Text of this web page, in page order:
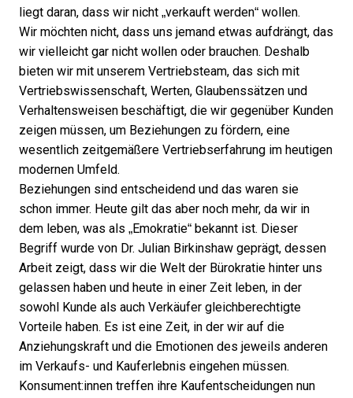
liegt daran, dass wir nicht „verkauft werden“ wollen.
Wir möchten nicht, dass uns jemand etwas aufdrängt, das
wir vielleicht gar nicht wollen oder brauchen. Deshalb
bieten wir mit unserem Vertriebsteam, das sich mit
Vertriebswissenschaft, Werten, Glaubenssätzen und
Verhaltensweisen beschäftigt, die wir gegenüber Kunden
zeigen müssen, um Beziehungen zu fördern, eine
wesentlich zeitgemäßere Vertriebserfahrung im heutigen
modernen Umfeld.
Beziehungen sind entscheidend und das waren sie
schon immer. Heute gilt das aber noch mehr, da wir in
dem leben, was als „Emokratie“ bekannt ist. Dieser
Begriff wurde von Dr. Julian Birkinshaw geprägt, dessen
Arbeit zeigt, dass wir die Welt der Bürokratie hinter uns
gelassen haben und heute in einer Zeit leben, in der
sowohl Kunde als auch Verkäufer gleichberechtigte
Vorteile haben. Es ist eine Zeit, in der wir auf die
Anziehungskraft und die Emotionen des jeweils anderen
im Verkaufs- und Kauferlebnis eingehen müssen.
Konsument:innen treffen ihre Kaufentscheidungen nun